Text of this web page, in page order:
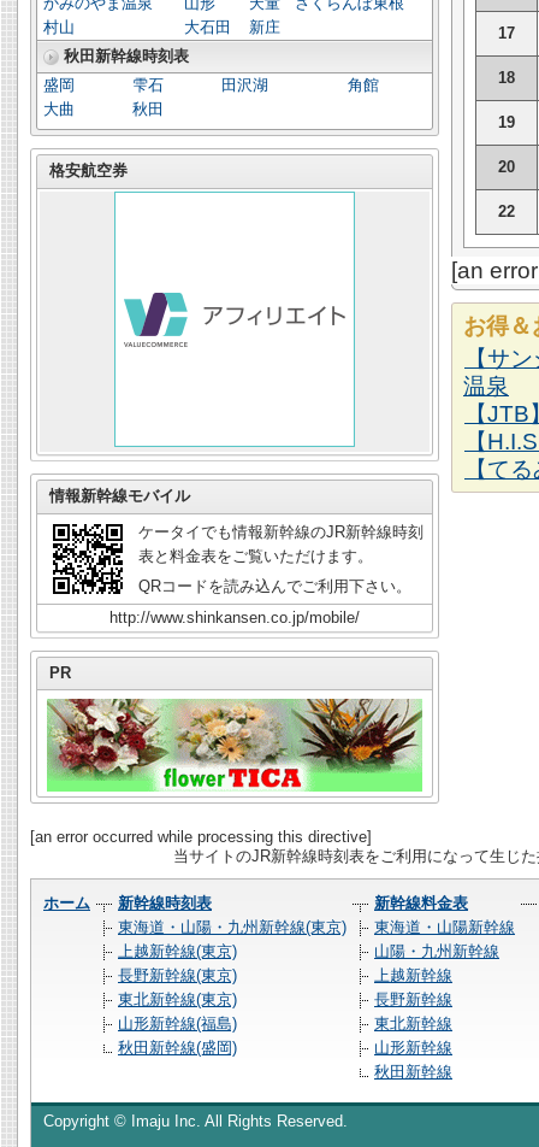
17
18
19
20
22
[an
お得＆
【サ
温泉
【
【
【て
村山
大石田
新庄
秋田新幹線時刻表
盛岡
雫石 田沢湖
角館
大曲
秋田
格安航空券
情報新幹線モバイル
ケータイでも情報新幹線のJR新幹線時刻
表と料金表をご覧いただけます。
QRコードを読み込んでご利用下さい。
http://www.shinkansen.co.jp/mobile/
PR
[an error occurred while processing this directive]
当サイトのJR新幹線時刻表をご利用になって生じ
ホーム
新幹線時刻表
東海道・山陽・九州新幹線(東京)
上越新幹線(東京)
長野新幹線(東京)
東北新幹線(東京)
山形新幹線(福島)
秋田新幹線(盛岡)
新幹線料金表
東海道・山陽新幹線
山陽・九州新幹線
上越新幹線
長野新幹線
東北新幹線
山形新幹線
秋田新幹線
Copyright © Imaju Inc. All Rights Reserved.